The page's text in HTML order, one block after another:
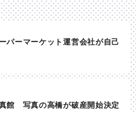
パーマーケット運営会社が自己
館 写真の高橋が破産開始決定